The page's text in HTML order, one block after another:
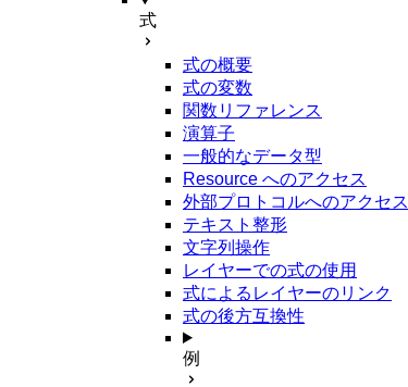
式
式の概要
式の変数
関数リファレンス
演算子
一般的なデータ型
Resource へのアクセス
外部プロトコルへのアクセス
テキスト整形
文字列操作
レイヤーでの式の使用
式によるレイヤーのリンク
式の後方互換性
例